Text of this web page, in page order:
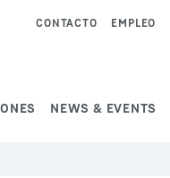
NEWS & EVENTS
EMPLEO
CONTACTO